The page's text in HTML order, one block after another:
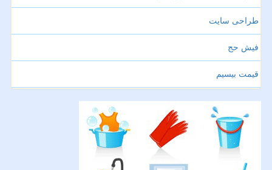
طراحی سایت
فیش حج
قیمت بیسیم